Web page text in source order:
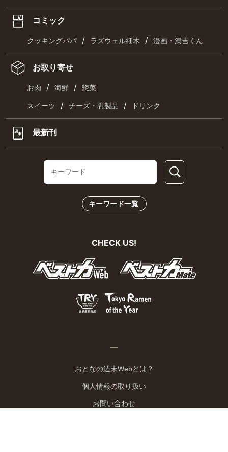
コミック
クッキングパパ / ラズウェル細木 / 漫画・満吉くん
お取り寄せ
お肉 / 海鮮 / 惣菜
スイーツ / チーズ・乳製品 / ドリンク
最新刊
キーワード一覧
CHECK US!
おとなの週末Webとは？
個人情報の取り扱い
お問い合わせ